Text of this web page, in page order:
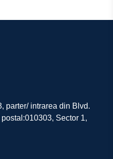
parter/ intrarea din Blvd.
Sector 1,